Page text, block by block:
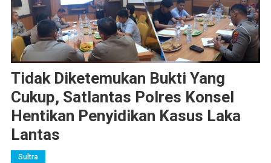
Tidak Diketemukan Bukti Yang
Cukup, Satlantas Polres Konsel
Hentikan Penyidikan Kasus Laka
Lantas
Sultra